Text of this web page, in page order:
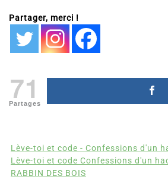
Partager, merci !
71
Partages
Lève-toi et code - Confessions d'un
Lève-toi et code Confessions d'un
RABBIN DES BOIS